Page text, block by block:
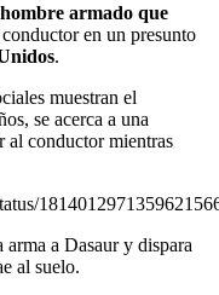
armado que
en un presunto
.
muestran el
se acerca a una
al conductor mientras
a Dasaur y dispara
al suelo.